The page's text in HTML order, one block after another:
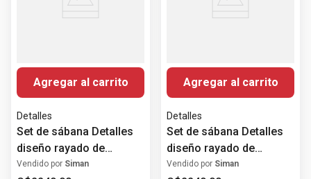
Agregar al carrito
Detalles
Set de sábana Detalles
diseño rayado de
algodón 400 hilos
Vendido por Siman
Agregar al carrito
Detalles
Set de sábana Detalles
diseño rayado de
algodón 400 hilos
Vendido por Siman